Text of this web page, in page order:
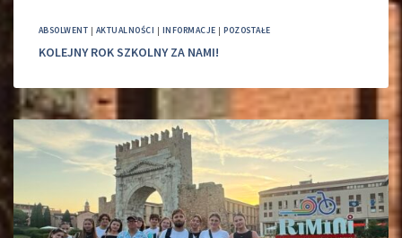
ABSOLWENT | AKTUALNOŚCI | INFORMACJE |POZOSTAŁE
KOLEJNY ROK SZKOLNY ZA NAMI!